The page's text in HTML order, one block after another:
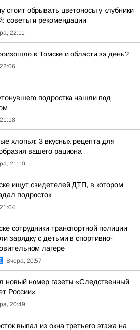
стоит обрывать цветоносы у клубники
советы и рекомендации
22:11
в Томске и области за день?
подростка нашли под
хлопья: 3 вкусных рецепта для
вашего рациона
21:10
ищут свидетелей ДТП, в котором
подросток
сотрудники транспортной полиции
зарядку с детьми в спортивно-
лагере
Вчера, 20:57
новый номер газеты «Следственный
России»
20:49
выпал из окна третьего этажа на